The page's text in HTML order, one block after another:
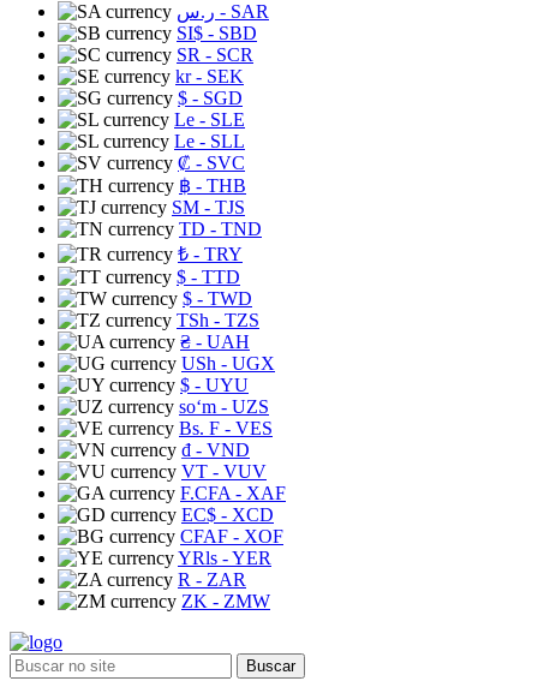
ر.س - SAR
SI$ - SBD
SR - SCR
kr- SEK
$ - SGD
Le - SLE
Le - SLL
₡ - SVC
฿ - THB
ЅМ - TJS
TD - TND
₺ - TRY
$ - TTD
$ - TWD
TSh - TZS
₴ - UAH
USh - UGX
$ - UYU
soʻm - UZS
Bs. F - VES
₫ - VND
VT - VUV
F.CFA - XAF
EC$ - XCD
CFAF - XOF
YRls - YER
R - ZAR
ZK - ZMW
Buscar